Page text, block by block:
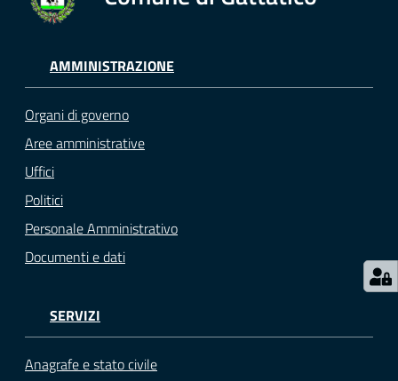
argomenti...
su
AMMINISTRAZIONE
Organi di governo
Aree amministrative
Uffici
Politici
Personale Amministrativo
Documenti e dati
SERVIZI
Anagrafe e stato civile